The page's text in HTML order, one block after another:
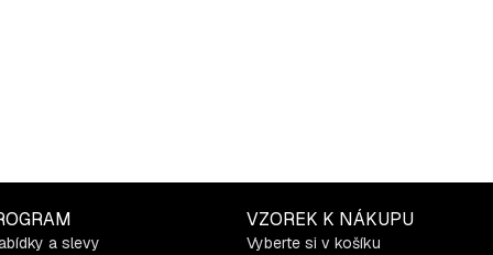
a slevy
VZOREK K NÁKUPU
Vyberte si v košíku